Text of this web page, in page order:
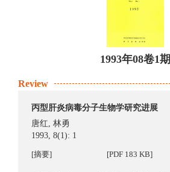
1993年08卷1期
Review
丙型肝炎病毒分子生物学研究进展
唐红,林勇
1993, 8(1): 1
[摘要] [PDF 183 KB]